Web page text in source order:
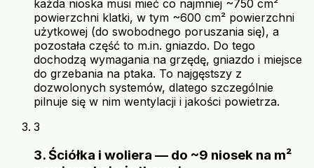
każda nioska musi mieć co najmniej ~750 cm²
powierzchni klatki, w tym ~600 cm² powierzchni
użytkowej (do swobodnego poruszania się), a
pozostała część to m.in. gniazdo. Do tego
dochodzą wymagania na grzędę, gniazdo i miejsce
do grzebania na ptaka. To najgęstszy z
dozwolonych systemów, dlatego szczególnie
pilnuje się w nim wentylacji i jakości powietrza.
3
3. Ściółka i woliera — do ~9 niosek na m²